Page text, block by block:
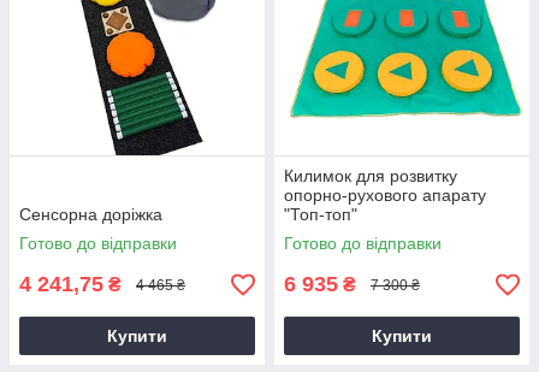
Сенсорна доріжка
Готово до відправки
4 241,75 ₴ 4 465 ₴
Купити
Килимок для розвитку
опорно-рухового апарату
"Топ-топ"
Готово до відправки
6 935 ₴ 7 300 ₴
Купити